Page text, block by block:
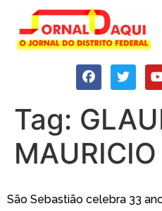
Tag:
MAURICIO
São Sebastião celebra 33